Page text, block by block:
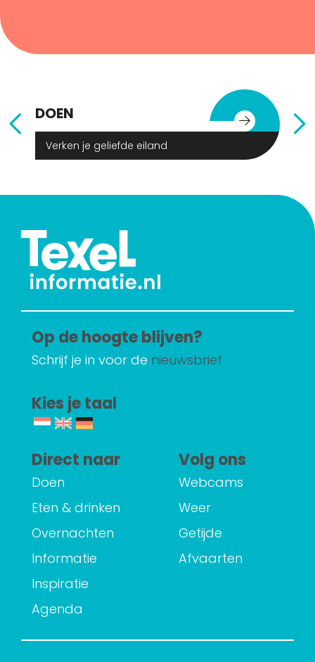
DOEN
Verken je geliefde eiland
Op de hoogte blijven?
Schrijf je in voor de nieuwsbrief
Kies je taal
Direct naar
Doen
Eten & drinken
Overnachten
Informatie
Inspiratie
Agenda
Volg ons
Webcams
Weer
Getijde
Afvaarten